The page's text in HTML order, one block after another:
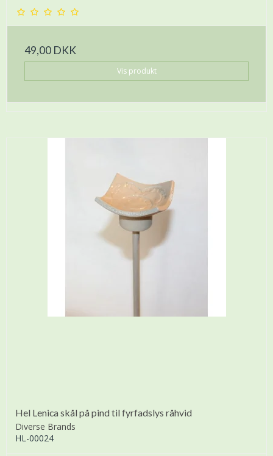
49,00 DKK
Vis produkt
Hel Lenica skål på pind til fyrfadslys råhvid
Diverse Brands
HL-00024